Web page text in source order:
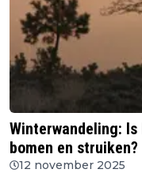
Winterwandeling:
bomen en struiken?
12 november 2025